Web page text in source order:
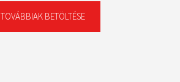
TOVÁBBIAK BETÖLTÉSE